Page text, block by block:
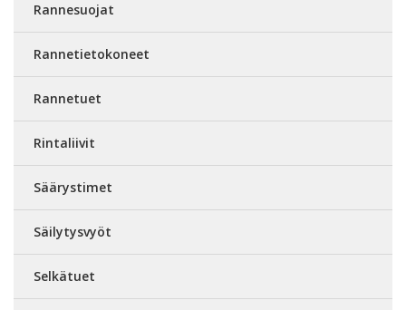
Rannesuojat
Rannetietokoneet
Rannetuet
Rintaliivit
Säärystimet
Säilytysvyöt
Selkätuet